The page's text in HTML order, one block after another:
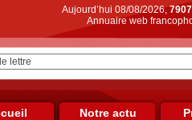
Aujourd’hui 08/08/2026,
Annuaire web
Notre actu